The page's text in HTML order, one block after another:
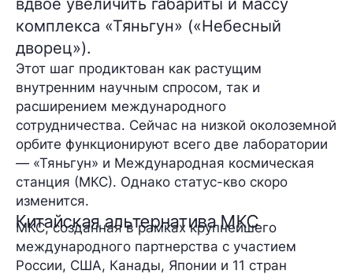
вдвое увеличить габариты и массу
комплекса «Тяньгун» («Небесный
дворец»).
Этот шаг продиктован как растущим
внутренним научным спросом, так и
расширением международного
сотрудничества. Сейчас на низкой околоземной
орбите функционируют всего две лаборатории
— «Тяньгун» и Международная космическая
станция (МКС). Однако статус-кво скоро
изменится.
Китайская альтернатива МКС
МКС, созданная в рамках крупнейшего
международного партнерства с участием
России, США, Канады, Японии и 11 стран